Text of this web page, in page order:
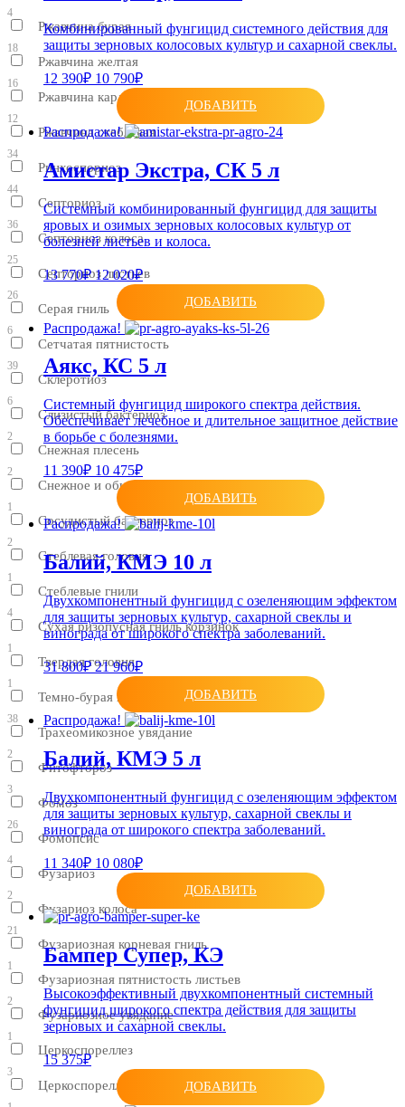
4
Ржавчина бурая
18
Ржавчина желтая
16
Ржавчина карликовая
12
Ржавчина стеблевая
34
Ринхоспориоз
44
Септориоз
36
Септориоз колоса
25
Септориоз листьев
26
Серая гниль
6
Сетчатая пятнистость
39
Склеротиоз
6
Слизистый бактериоз
2
Снежная плесень
2
Снежное и обыкновенное шютте
1
Сосудистый бактериоз
2
Стеблевая головня
1
Стеблевые гнили
4
Сухая ризопусная гниль корзинок
1
Твердая головня
1
Темно-бурая пятнистость
38
Трахеомикозное увядание
2
Фитофтороз
3
Фомоз
26
Фомопсис
4
Фузариоз
2
Фузариоз колоса
21
Фузариозная корневая гниль
1
Фузариозная пятнистость листьев
2
Фузариозное увядание
1
Церкоспореллез
3
Церкоспореллезная корневая гниль
Комбинированный фунгицид системного действия для
защиты зерновых колосовых культур и сахарной свеклы.
12 390₽ 10 790₽
ДОБАВИТЬ
Распродажа!
Амистар Экстра, СК 5 л
Системный комбинированный фунгицид для защиты
яровых и озимых зерновых колосовых культур от
болезней листьев и колоса.
13 770₽ 12 020₽
ДОБАВИТЬ
Распродажа!
Аякс, КС 5 л
Системный фунгицид широкого спектра действия.
Обеспечивает лечебное и длительное защитное действие
в борьбе с болезнями.
11 390₽ 10 475₽
ДОБАВИТЬ
Распродажа!
Балий, КМЭ 10 л
Двухкомпонентный фунгицид с озеленяющим эффектом
для защиты зерновых культур, сахарной свеклы и
винограда от широкого спектра заболеваний.
31 800₽ 21 960₽
ДОБАВИТЬ
Распродажа!
Балий, КМЭ 5 л
Двухкомпонентный фунгицид с озеленяющим эффектом
для защиты зерновых культур, сахарной свеклы и
винограда от широкого спектра заболеваний.
11 340₽ 10 080₽
ДОБАВИТЬ
Бампер Супер, КЭ
Высокоэффективный двухкомпонентный системный
фунгицид широкого спектра действия для защиты
зерновых и сахарной свеклы.
15 375₽
ДОБАВИТЬ